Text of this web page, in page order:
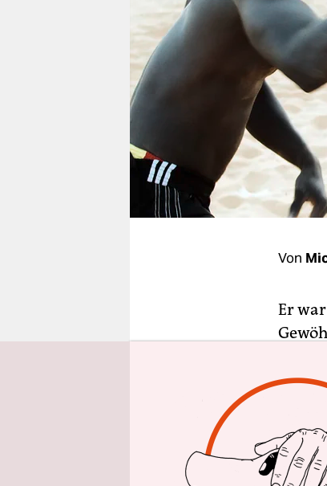
verlag
verlag
veranstaltungen
fragen & hilfe
unterstützen
abo
Von
Er
Es